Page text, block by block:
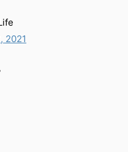
2021